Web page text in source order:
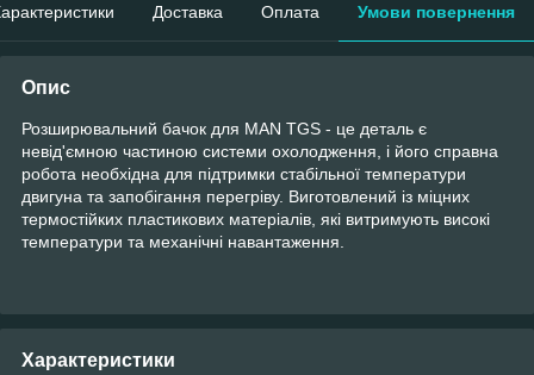
Доставка Оплата Умови повернення
Опис
Розширювальний бачок для MAN TGS - це деталь є
невід'ємною частиною системи охолодження, і його справна
робота необхідна для підтримки стабільної температури
двигуна та запобігання перегріву. Виготовлений із міцних
термостійких пластикових матеріалів, які витримують високі
температури та механічні навантаження.
Характеристики